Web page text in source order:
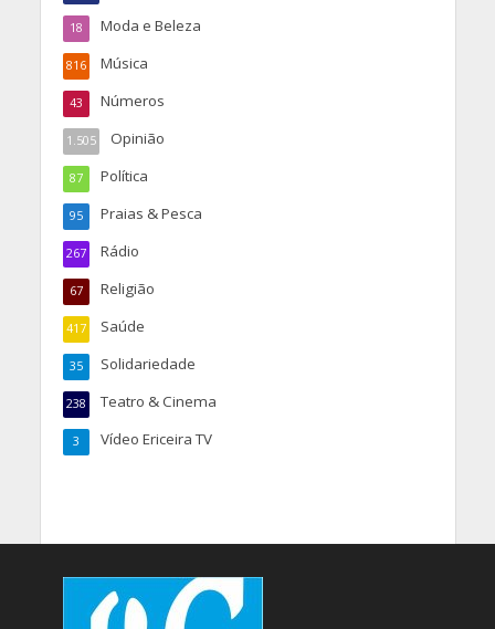
Moda e Beleza
18
Música
816
Números
43
Opinião
1.505
Política
87
Praias & Pesca
95
Rádio
267
Religião
67
Saúde
417
Solidariedade
35
Teatro & Cinema
238
Vídeo Ericeira TV
3